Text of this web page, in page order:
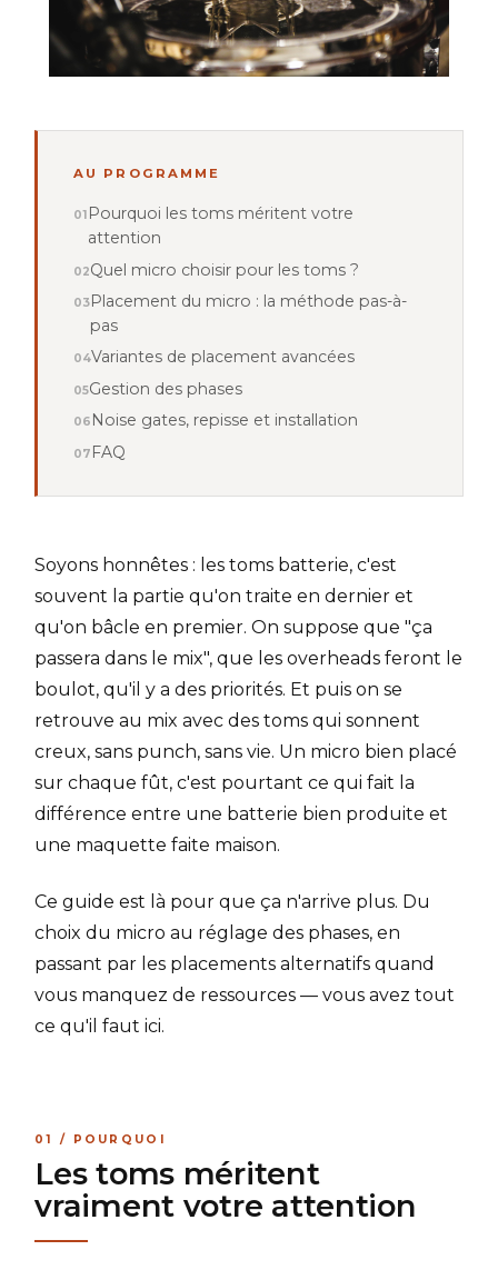
AU PROGRAMME
Pourquoi les toms méritent votre
attention
Quel micro choisir pour les toms ?
Placement du micro : la méthode pas-à-
pas
Variantes de placement avancées
Gestion des phases
Noise gates, repisse et installation
FAQ
Soyons honnêtes : les toms batterie, c'est
souvent la partie qu'on traite en dernier et
qu'on bâcle en premier. On suppose que "ça
passera dans le mix", que les overheads feront le
boulot, qu'il y a des priorités. Et puis on se
retrouve au mix avec des toms qui sonnent
creux, sans punch, sans vie. Un micro bien placé
sur chaque fût, c'est pourtant ce qui fait la
différence entre une batterie bien produite et
une maquette faite maison.
Ce guide est là pour que ça n'arrive plus. Du
choix du micro au réglage des phases, en
passant par les placements alternatifs quand
vous manquez de ressources — vous avez tout
ce qu'il faut ici.
01 / POURQUOI
Les toms méritent
vraiment votre attention